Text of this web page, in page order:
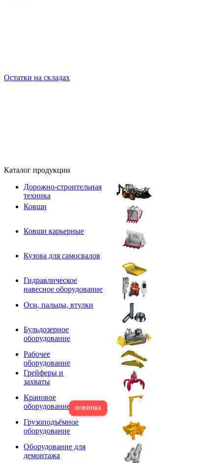
Остатки на складах
Каталог продукции
Дорожно-строительная
техника
Ковши
Ковши карьерные
Кузова для самосвалов
Гидравлическое
навесное оборудование
Оси, пальцы, втулки
Бульдозерное
оборудование
Рабочее
оборудование
Грейферы и
захваты
Крановое
оборудование
Грузоподъёмное
оборудование
Оборудование для
демонтажа